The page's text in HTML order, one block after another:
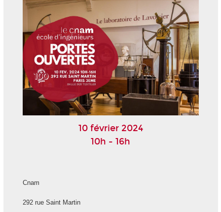
10 février 2024
10h - 16h
Cnam
292 rue Saint Martin